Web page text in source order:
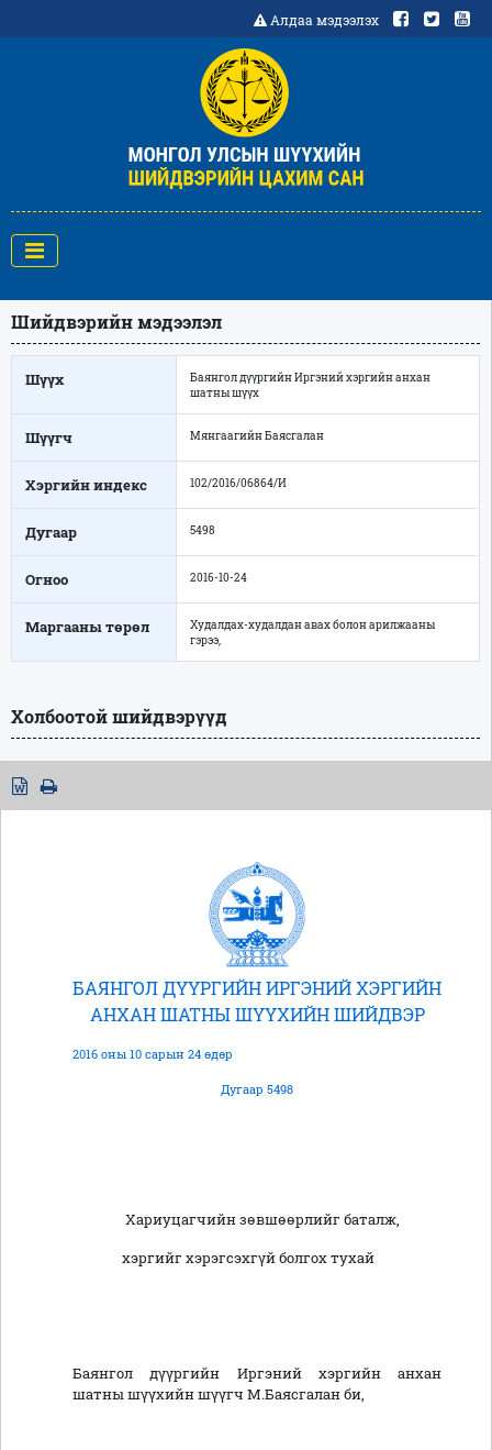
Алдаа мэдээлэх
Шийдвэрийн мэдээлэл
Шүүх
Баянгол дүүргийн Иргэний хэргийн анхан
шатны шүүх
Шүүгч Мянгаагийн Баясгалан
Хэргийн индекс 102/2016/06864/И
Дугаар 5498
Огноо 2016-10-24
Маргааны төрөл
Худалдах-худалдан авах болон арилжааны
гэрээ,
Холбоотой шийдвэрүүд
БАЯНГОЛ ДҮҮРГИЙН ИРГЭНИЙ ХЭРГИЙН
АНХАН ШАТНЫ ШҮҮХИЙН ШИЙДВЭР
2016 оны 10 сарын 24 өдөр
Дугаар 5498
Хариуцагчийн зөвшөөрлийг баталж,
хэргийг хэрэгсэхгүй болгох тухай
Баянгол дүүргийн Иргэний хэргийн анхан
шатны шүүхийн шүүгч М.Баясгалан би,